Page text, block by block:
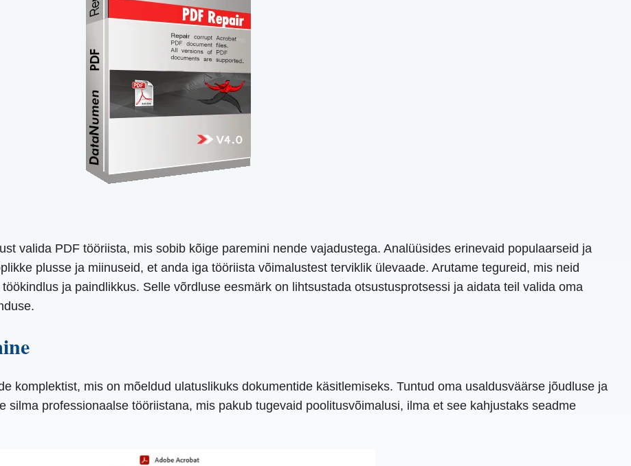
valida PDF tööriista, mis sobib kõige paremini nende vajadustega. Analüüsides erinevaid populaarseid ja
plusse ja miinuseid, et anda iga tööriista võimalustest terviklik ülevaade. Arutame tegureid, mis neid
ja paindlikkus. Selle võrdluse eesmärk on lihtsustada otsustusprotsessi ja aidata teil valida oma
komplektist, mis on mõeldud ulatuslikuks dokumentide käsitlemiseks. Tuntud oma usaldusväärse jõudluse ja
silma professionaalse tööriistana, mis pakub tugevaid poolitusvõimalusi, ilma et see kahjustaks seadme